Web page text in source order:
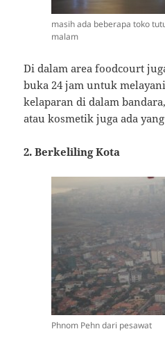
masih ada beberapa toko
malam
Di dalam area foodcourt
buka 24 jam untuk
kelaparan di dalam
atau kosmetik juga ada
2. Berkeliling Kota
Phnom Pehn dari pesawat